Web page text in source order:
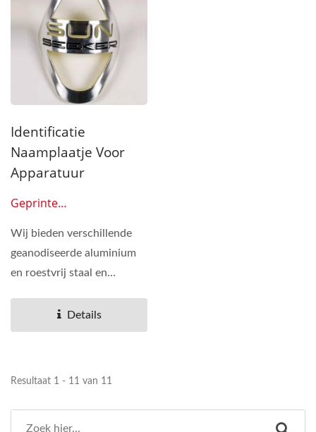
Identificatie
Naamplaatje Voor
Apparatuur
Geprinte
Wij bieden verschillende
geanodiseerde aluminium
en roestvrij staal en
Details
Resultaat 1 - 11 van 11